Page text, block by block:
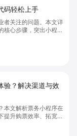
码轻松上手
者关注的问题。本文详
核心步骤，突出小程序
势，帮助你轻松实现商
营，快速开启线上卖
！
验？解决渠道与效
本文解析票务小程序在
提升购票效率、拓宽销
体方式。关键词包括
票效率”。